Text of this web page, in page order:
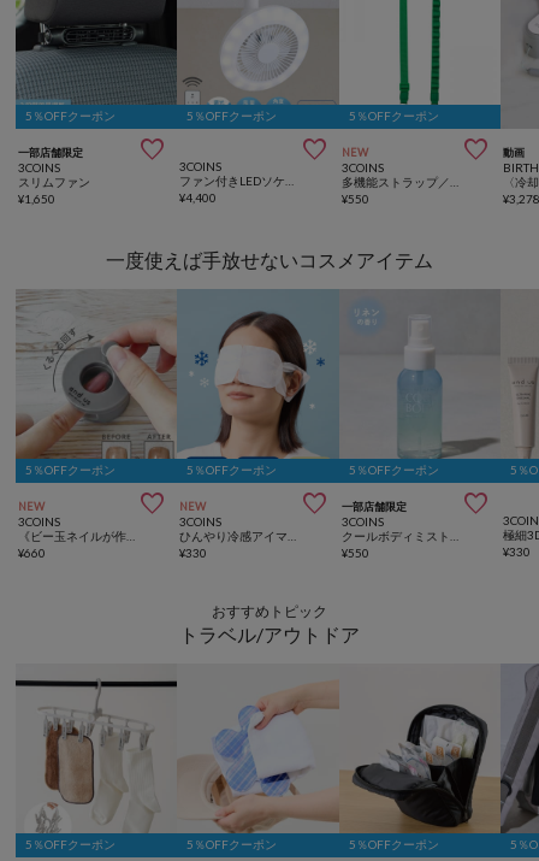
5％OFFクーポン
一部店舗限定 
3COINS
スリムファン
¥1,650
5％OFFクーポン

3COINS
¥4,400
5％OFFクーポン
NEW 
3COINS
¥550
動画
¥
一度使えば手放せないコスメアイテム
5％OFFクーポン
NEW 
3COINS
¥660
5％OFFクーポン
NEW 
3COINS
¥330
5％OFFクーポン
一部店舗限定 
3COINS
¥550
5％
¥330
おすすめトピック
トラベル/アウトドア
5％OFFクーポン 5％OFFクーポン 5％OFFクーポン 5％